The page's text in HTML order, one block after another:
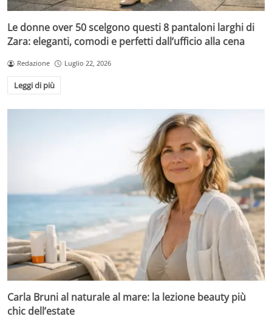
Le donne over 50 scelgono questi 8 pantaloni larghi di
Zara: eleganti, comodi e perfetti dall’ufficio alla cena
Redazione Luglio 22, 2026
Leggi di più
Carla Bruni al naturale al mare: la lezione beauty più
chic dell’estate